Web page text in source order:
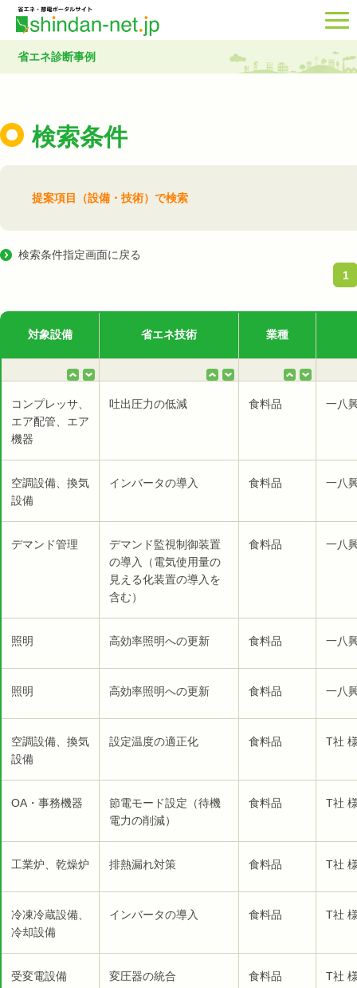
省エネ診断事例
検索条件
提案項目（設備・技術）で検索
検索条件指定画面に戻る
1
対象設備 省エネ技術 業種
コンプレッサ、
エア配管、エア
機器
吐出圧力の低減 食料品 一八
空調設備、換気
設備
インバータの導入 食料品 一八
デマンド管理
デマンド監視制御装置
の導入（電気使用量の
見える化装置の導入を
含む）
食料品 一八
照明 高効率照明への更新 食料品 一八
照明 高効率照明への更新 食料品 一八
空調設備、換気
設備
設定温度の適正化 食料品 T社
OA・事務機器
節電モード設定（待機
電力の削減）
食料品 T社
工業炉、乾燥炉 排熱漏れ対策 食料品 T社
冷凍冷蔵設備、
冷却設備
インバータの導入 食料品 T社
受変電設備 変圧器の統合 食料品 T社